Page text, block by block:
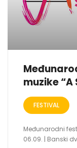
muzike “A
FESTIVAL
Međunarodni
06.09. | Banski